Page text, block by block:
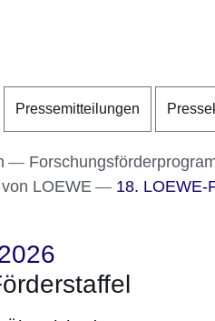
der Seite
der Seite
Pressemitteilungen
LOEWE
18. LOEWE-